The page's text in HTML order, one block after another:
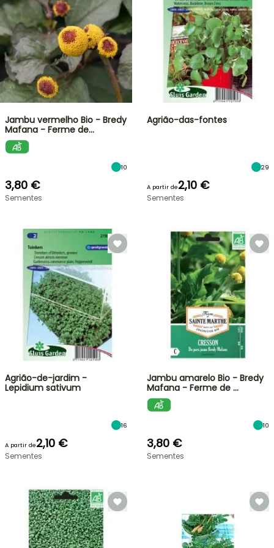
RELÂMPAGO
Jambu vermelho Bio - Bredy
Mafana - Ferme de…
10
3,80 €
Sementes
Agrião-das-fontes
29
A partir de2,10 €
Sementes
Agrião-de-jardim -
Lepidium sativum
16
A partir de2,10 €
Sementes
Jambu amarelo Bio - Bredy
Mafana - Ferme de …
10
3,80 €
Sementes